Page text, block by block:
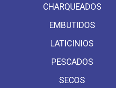
CHARQUEADOS
EMBUTIDOS
LATICINIOS
PESCADOS
SECOS